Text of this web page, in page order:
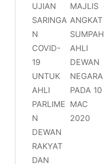
UJIAN
SARINGA
N
COVID-
19
UNTUK
AHLI
PARLIME
N
DEWAN
RAKYAT
DAN
MAJLIS
ANGKAT
SUMPAH
AHLI
DEWAN
NEGARA
PADA 10
MAC
2020